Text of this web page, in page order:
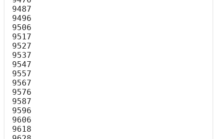
9487
9496
9506
9517
9527
9537
9547
9557
9567
9576
9587
9596
9606
9618